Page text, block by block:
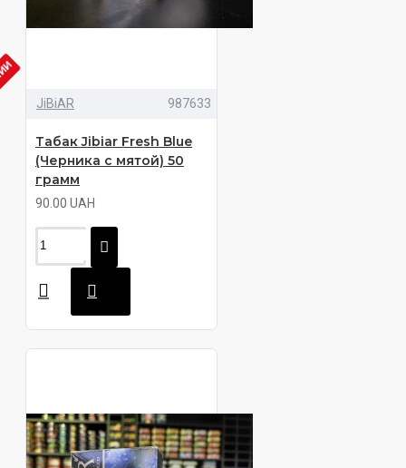
JiBiAR 987633
Табак Jibiar Fresh Blue
(Черника с мятой) 50
грамм
90.00 UAH